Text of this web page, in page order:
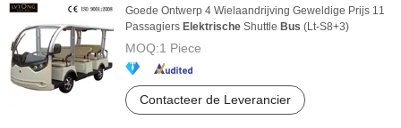
Goede Ontwerp 4 Wielaandrijving Geweldige Prijs 11
Passagiers Elektrische Shuttle Bus (Lt-S8+3)
MOQ:1 Piece
Contacteer de Leverancier